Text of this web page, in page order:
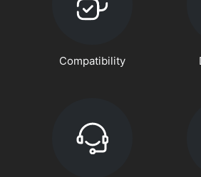
Compatibility